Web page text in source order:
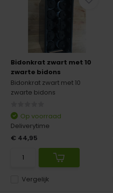
Bidonkrat zwart met 10
zwarte bidons
Bidonkrat zwart met 10
zwarte bidons
Vergelijk
Op voorraad
Deliverytime
€ 44,95